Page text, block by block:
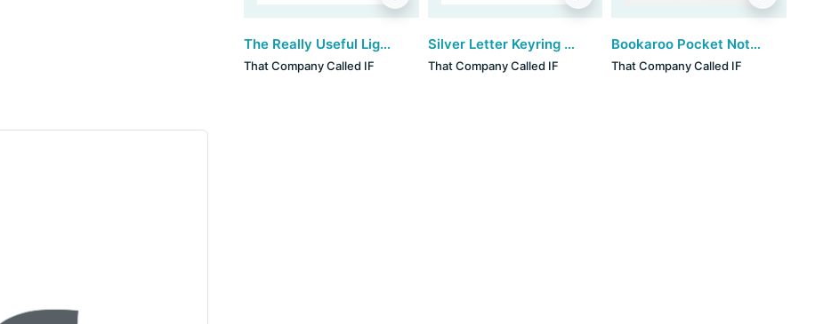
The Really Useful Light-Up Readers - Tortoiseshell (+2)
That Company Called IF
Silver Letter Keyring - I (set van 3)
That Company Called IF
Bookaroo Pocket Notebook (A6) - CREAM
That Company Called IF